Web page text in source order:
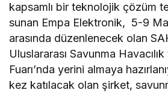
kapsamlı bir teknolojik çözüm
sunan Empa Elektronik, 5-9
arasında düzenlenecek olan
Uluslararası Savunma
Fuarı’nda yerini almaya
kez katılacak olan şirket,